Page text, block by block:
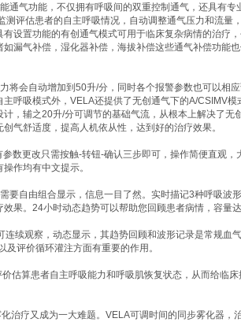
通气功能，不仅拥有呼吸间的双重控制通气，还具有专
评估患者的自主呼吸情况，自动调整通气压力和流量
设置功能的有创通气模式可用于临床复杂病情的治疗
漏气补偿，湿化器补偿，海拔补偿这些通气补偿功能
将会自动增加到50升/分，同时各个报警参数也可以相
呼吸模式外，VELA还提供了无创通气下的A/CSIMV模
，辅之20升/分可调节的基础气流，从根本上解决了无
气舒适度，提高人机依从性，达到好的治疗效果。
数更改只需按触-转钮-确认三步即可，操作简便直观，
作均有中文提示。
要自由组合显示，信息一目了然。实时描记3种呼吸波
果。24小时动态趋势可以帮助您回顾患者病情，容量
续观察，动态显示，其趋势回顾和波形记录是常规血
评价循环灌注方面有重要的作用。
估算患者自主呼吸能力和呼吸肌恢复状态，从而给临
治疗又成为一大难题。VELA可调时间的同步雾化器，